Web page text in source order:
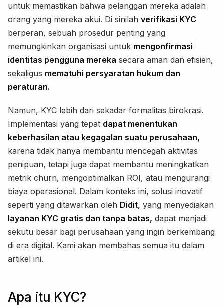
untuk memastikan bahwa pelanggan mereka adalah
orang yang mereka akui. Di sinilah verifikasi KYC
berperan, sebuah prosedur penting yang
memungkinkan organisasi untuk mengonfirmasi
identitas pengguna mereka secara aman dan efisien,
sekaligus mematuhi persyaratan hukum dan
peraturan.
Namun, KYC lebih dari sekadar formalitas birokrasi.
Implementasi yang tepat dapat menentukan
keberhasilan atau kegagalan suatu perusahaan,
karena tidak hanya membantu mencegah aktivitas
penipuan, tetapi juga dapat membantu meningkatkan
metrik churn, mengoptimalkan ROI, atau mengurangi
biaya operasional. Dalam konteks ini, solusi inovatif
seperti yang ditawarkan oleh Didit, yang menyediakan
layanan KYC gratis dan tanpa batas, dapat menjadi
sekutu besar bagi perusahaan yang ingin berkembang
di era digital. Kami akan membahas semua itu dalam
artikel ini.
Apa itu KYC?